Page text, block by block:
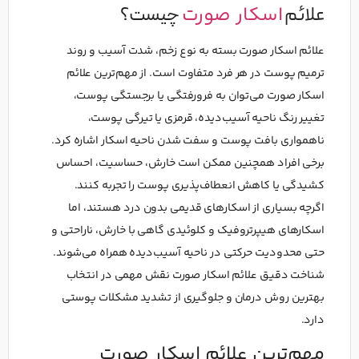
علائماسکار صورتچیست؟
علائم اسکار صورت بسته به نوع زخم، شدت آسیب و روند
ترمیم پوست در هر فرد متفاوت است. از مهم‌ترین علائم
اسکار صورت می‌توان به فرورفتگی یا برجستگی پوست،
تغییر رنگ ناحیه آسیب‌دیده، قرمزی یا تیرگی پوست،
ناهمواری بافت پوست و سفت شدن ناحیه اسکار اشاره کرد.
برخی افراد همچنین ممکن است خارش، حساسیت، احساس
کشیدگی یا کاهش انعطاف‌پذیری پوست را تجربه کنند.
اگرچه بسیاری از اسکارهای قدیمی بدون درد هستند، اما
اسکارهای هیپرتروفیک و کلوئیدی گاهی با خارش، ناراحتی و
حتی محدودیت حرکتی در ناحیه آسیب‌دیده همراه می‌شوند.
شناخت دقیق علائم اسکار صورت نقش مهمی در انتخاب
بهترین روش درمان و جلوگیری از تشدید مشکلات پوستی
دارد.